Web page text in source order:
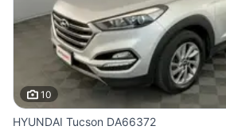
10
HYUNDAI Tucson DA66372